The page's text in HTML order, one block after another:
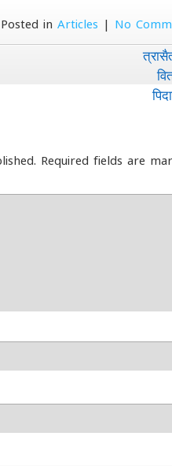
Posted inArticles | No
Required fields are